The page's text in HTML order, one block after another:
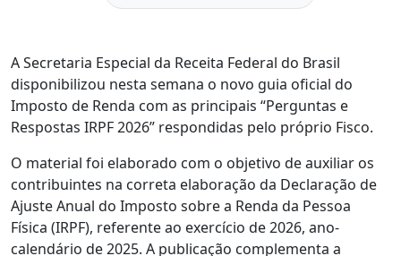
A Secretaria Especial da Receita Federal do Brasil
disponibilizou nesta semana o novo guia oficial do
Imposto de Renda com as principais “Perguntas e
Respostas IRPF 2026” respondidas pelo próprio Fisco.
O material foi elaborado com o objetivo de auxiliar os
contribuintes na correta elaboração da Declaração de
Ajuste Anual do Imposto sobre a Renda da Pessoa
Física (IRPF), referente ao exercício de 2026, ano-
calendário de 2025. A publicação complementa a